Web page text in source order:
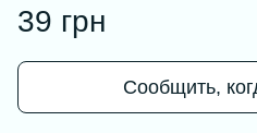
39 грн
Сообщить,